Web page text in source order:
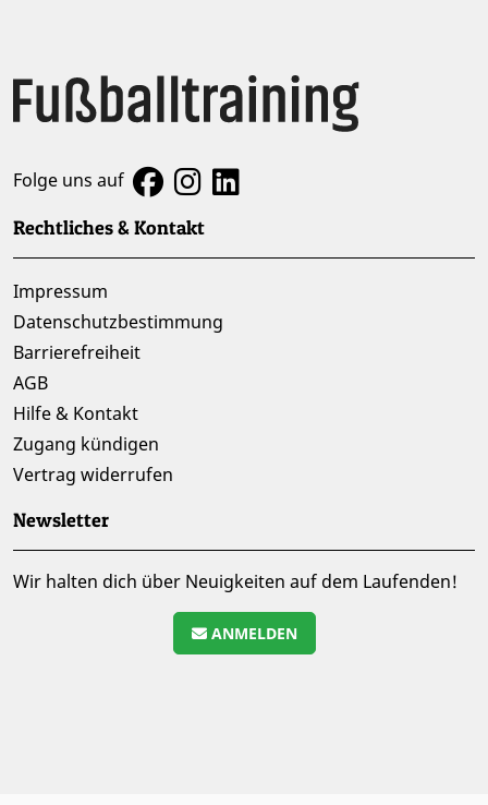
Folge uns auf
Rechtliches & Kontakt
Impressum
Datenschutzbestimmung
Barrierefreiheit
AGB
Hilfe & Kontakt
Zugang kündigen
Vertrag widerrufen
Newsletter
Wir halten dich über Neuigkeiten auf dem Laufenden!
ANMELDEN